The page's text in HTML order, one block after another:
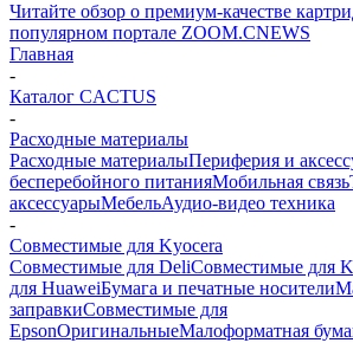
Читайте обзор о премиум-качестве
популярном портале ZOOM.CNEWS
Главная
-
Каталог CACTUS
-
Расходные материалы
Расходные материалыПериферия и
бесперебойного питанияМобильная связь
аксессуарыМебельАудио-видео техника
-
Совместимые для Kyocera
Совместимые для DeliСовместимые для
для HuaweiБумага и печатные носители
заправкиСовместимые для
EpsonОригинальныеМалоформатная